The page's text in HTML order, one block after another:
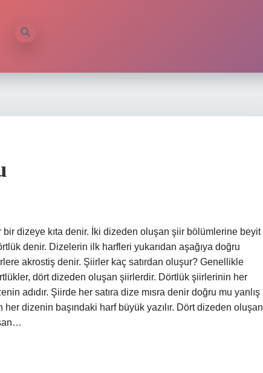
dizeye kıta denir. İki dizeden oluşan şiir bölümlerine beyit
denir. Dizelerin ilk harfleri yukarıdan aşağıya doğru
akrostiş denir. Şiirler kaç satırdan oluşur? Genellikle
dört dizeden oluşan şiirlerdir. Dörtlük şiirlerinin her
adıdır. Şiirde her satıra dize mısra denir doğru mu yanlış
her dizenin başındaki harf büyük yazılır. Dört dizeden oluşan